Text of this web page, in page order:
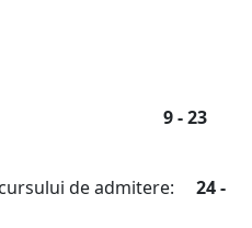
9 - 23
de admitere: 24 -